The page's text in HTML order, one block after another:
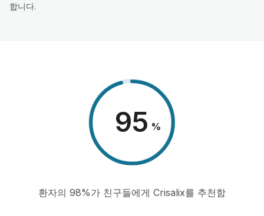
합니다.
98 %
환자의 98%가 친구들에게 Crisalix를 추천함